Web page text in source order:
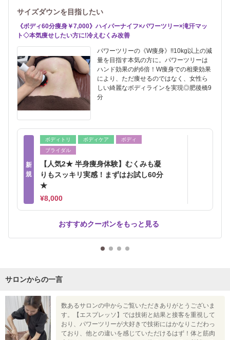
サイズダウンを目指したい
《ボディ60分痩身￥7,000》ハイパーナイフ×パワーツリー×滝汗マッ
ト◇本気痩せしたい方に!冷えむくみ改善
パワーツリーの《W痩身》!!10kg以上の減
量を目指す本気の方に。パワーツリーは
ハンド効果の約6倍！W痩身での相乗効果
により、ただ痩せるのではなく、女性ら
しい綺麗なボディラインを実現◎肥後橋9
分
新
規
ボディトリ ボディケア
ボディ
ブライダル
【人気2★ 半身痩身体験】むくみも凝
りもスッキリ実感！まずはお試し60分
★
¥8,000
おすすめクーポンをもっと見る
サロンからの一言
数あるサロンの中からご覧いただきありがとうございま
す。【エスプレッソ】では技術と結果と接客を重視して
おり、パワーツリーが大好きで技術にはかなりこだわっ
ており、他との違いを感じていただけるはず！体と筋肉